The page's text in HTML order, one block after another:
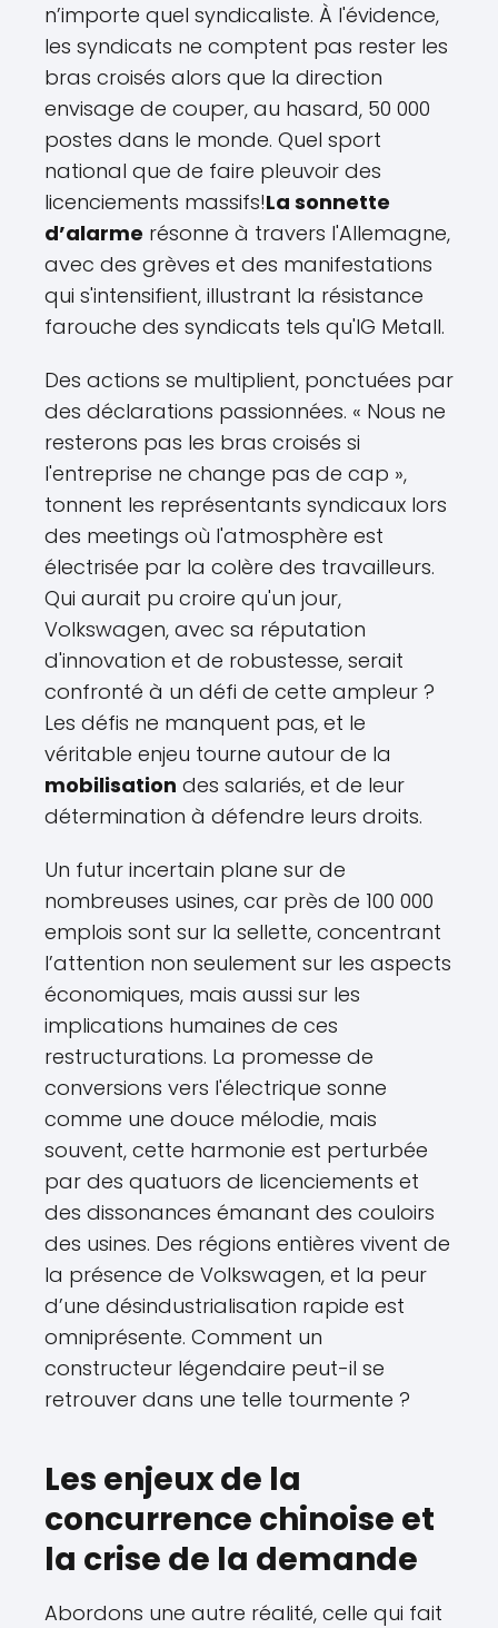
n’importe quel syndicaliste. À l'évidence,
les syndicats ne comptent pas rester les
bras croisés alors que la direction
envisage de couper, au hasard, 50 000
postes dans le monde. Quel sport
national que de faire pleuvoir des
licenciements massifs!La sonnette
d’alarme résonne à travers l'Allemagne,
avec des grèves et des manifestations
qui s'intensifient, illustrant la résistance
farouche des syndicats tels qu'IG Metall.
Des actions se multiplient, ponctuées par
des déclarations passionnées. « Nous ne
resterons pas les bras croisés si
l'entreprise ne change pas de cap »,
tonnent les représentants syndicaux lors
des meetings où l'atmosphère est
électrisée par la colère des travailleurs.
Qui aurait pu croire qu'un jour,
Volkswagen, avec sa réputation
d'innovation et de robustesse, serait
confronté à un défi de cette ampleur ?
Les défis ne manquent pas, et le
véritable enjeu tourne autour de la
mobilisation des salariés, et de leur
détermination à défendre leurs droits.
Un futur incertain plane sur de
nombreuses usines, car près de 100 000
emplois sont sur la sellette, concentrant
l’attention non seulement sur les aspects
économiques, mais aussi sur les
implications humaines de ces
restructurations. La promesse de
conversions vers l'électrique sonne
comme une douce mélodie, mais
souvent, cette harmonie est perturbée
par des quatuors de licenciements et
des dissonances émanant des couloirs
des usines. Des régions entières vivent de
la présence de Volkswagen, et la peur
d’une désindustrialisation rapide est
omniprésente. Comment un
constructeur légendaire peut-il se
retrouver dans une telle tourmente ?
Les enjeux de la
concurrence chinoise et
la crise de la demande
Abordons une autre réalité, celle qui fait